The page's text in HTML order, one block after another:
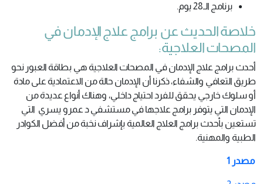
برنامج الـ28 يوم.
خلاصة الحديث عن برامج علاج الإدمان في
المصحات العلاجية:
أحدث برامج علاج الإدمان في المصحات العلاجية هي بطاقة العبور نحو
طريق التعافي والشفاء، ذكرنا أن الإدمان حالة من الاعتمادية على مادة
أو سلوك خارجي يحقق للفرد احتياج داخلي، وهناك أنواع عديدة من
الإدمان التي يتوفر برامج علاجها في مستشفي د عمرو يسري التي
تستعين بأحدث برامج العلاج العالمية بإشراف نخبة من أفضل الكوادر
الطبية والمهنية.
مصدر 1